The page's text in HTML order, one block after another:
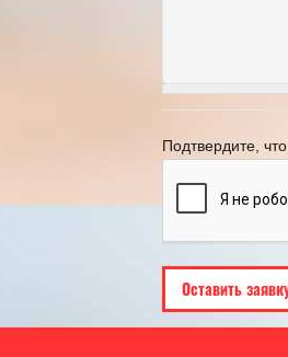
[Читать
Подтвердите,